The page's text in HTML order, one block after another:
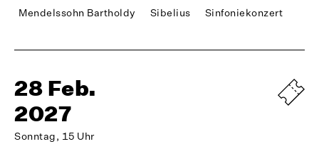
Mendelssohn Bartholdy Sibelius Sinfoniekonzert
28 Feb.
2027
Sonntag, 15 Uhr